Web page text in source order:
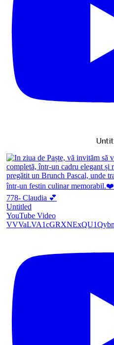
Untitled
YouTube Video